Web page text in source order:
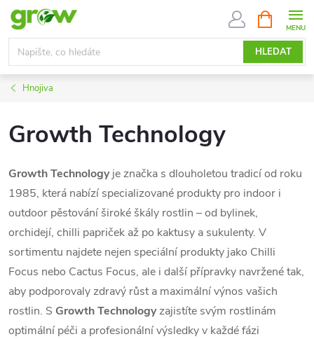
Přejít
obsah
HLEDAT
NÁKUPNÍ
KOŠÍK
Hnojiva
Growth Technology
Growth Technologyje značka s dlouholetou tradicí od roku
1985, která nabízí specializované produkty pro indoor i
outdoor pěstování široké škály rostlin – od bylinek,
orchidejí, chilli papriček až po kaktusy a sukulenty. V
sortimentu najdete nejen speciální produkty jako Chilli
Focus nebo Cactus Focus, ale i další přípravky navržené tak,
aby podporovaly zdravý růst a maximální výnos vašich
rostlin. S Growth Technologyzajistíte svým rostlinám
optimální péči a profesionální výsledky v každé fázi